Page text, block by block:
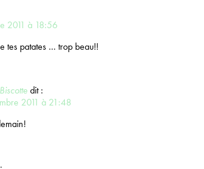
2011 à 18:56
tes patates … trop beau!!
dit :
2011 à 21:48